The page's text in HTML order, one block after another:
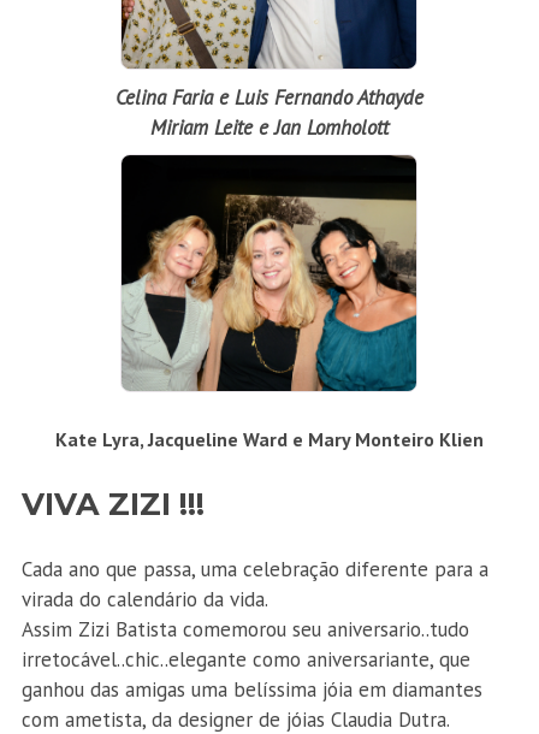
Celina Faria e Luis Fernando Athayde
Miriam Leite e Jan Lomholott
Kate Lyra, Jacqueline Ward e Mary Monteiro Klien
VIVA ZIZI !!!
Cada ano que passa, uma celebração diferente para a
virada do calendário da vida.
Assim Zizi Batista comemorou seu aniversario..tudo
irretocável..chic..elegante como aniversariante, que
ganhou das amigas uma belíssima jóia em diamantes
com ametista, da designer de jóias Claudia Dutra.